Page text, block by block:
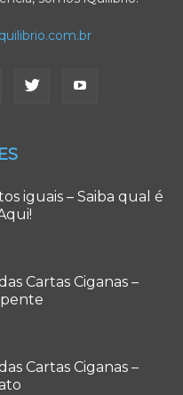
iguais – Saiba qual é
Cartas Ciganas –
Cartas Ciganas –